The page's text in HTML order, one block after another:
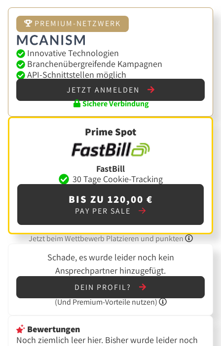
PREMIUM-NETZWERK
Innovative Technologien
Branchenübergreifende Kampagnen
API-Schnittstellen möglich
JETZT ANMELDEN
Sichere Verbindung
Prime Spot
FastBill
30 Tage Cookie-Tracking
BIS ZU 120,00 €
PAY PER SALE
Jetzt beim Wettbewerb Platzieren und punkten
Schade, es wurde leider noch kein
Ansprechpartner hinzugefügt.
DEIN PROFIL?
(Und Premium-Vorteile nutzen)
Bewertungen
Noch ziemlich leer hier. Bisher wurde leider noch